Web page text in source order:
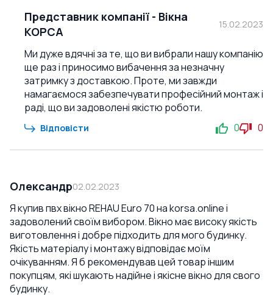
Представник компанії - Вікна
КОРСА
15.02.2023
Ми дуже вдячні за те, що ви вибрали нашу компанію
ще раз і приносимо вибачення за незначну
затримку з доставкою. Проте, ми завжди
намагаємося забезпечувати професійний монтаж і
раді, що ви задоволені якістю роботи.
Відповісти 0 0
Олександр02.02.2023
Я купив пвх вікно REHAU Euro 70 на korsa.online і
задоволений своїм вибором. Вікно має високу якість
виготовлення і добре підходить для мого будинку.
Якість матеріалу і монтажу відповідає моїм
очікуванням. Я б рекомендував цей товар іншим
покупцям, які шукають надійне і якісне вікно для свого
будинку.